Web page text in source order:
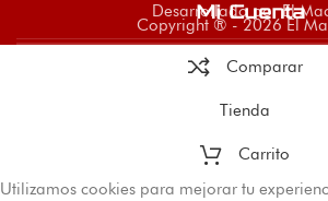
Mi Cuenta
Desarrollado por El
Copyright ® - 2026 El
Comparar
Tienda
Carrito
Utilizamos cookies para mejorar tu